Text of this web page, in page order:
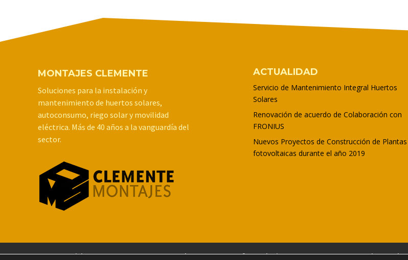
MONTAJES CLEMENTE
Soluciones para la instalación y
mantenimiento de huertos solares,
autoconsumo, riego solar y movilidad
eléctrica. Más de 40 años a la vanguardía del
sector.
ACTUALIDAD
Servicio de Mantenimiento Integral Huertos
Solares
Renovación de acuerdo de Colaboración con
FRONIUS
Nuevos Proyectos de Construcción de Plantas
fotovoltaicas durante el año 2019
Inicio Empresa Huertos Solares y parques fotovoltaicos Autoconsumo Riego Solar